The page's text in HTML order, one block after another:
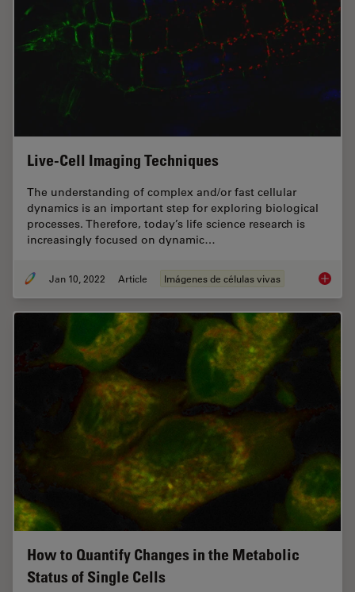
Live-Cell Imaging Techniques
The understanding of complex and/or fast cellular
dynamics is an important step for exploring biological
processes. Therefore, today’s life science research is
increasingly focused on dynamic…
Jan 10, 2022 Article Imágenes de células vivas Live-
How to Quantify Changes in the Metabolic
Status of Single Cells